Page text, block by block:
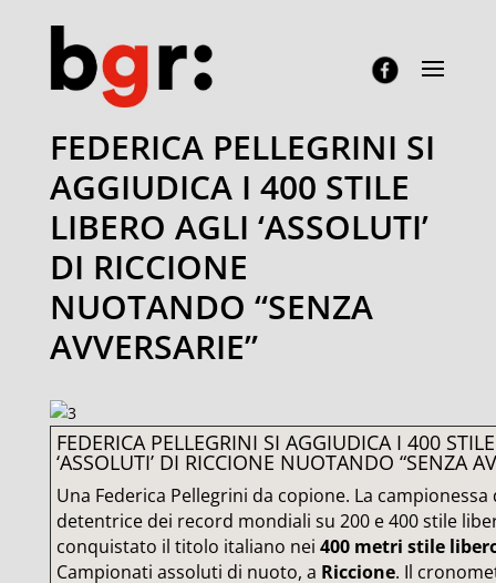
FEDERICA PELLEGRINI SI
AGGIUDICA I 400 STILE
LIBERO AGLI ‘ASSOLUTI’
DI RICCIONE
NUOTANDO “SENZA
AVVERSARIE”
FEDERICA PELLEGRINI SI AGGIUDICA I 400
‘ASSOLUTI’ DI RICCIONE NUOTANDO “SENZA
Una Federica Pellegrini da copione. La campionessa
detentrice dei record mondiali su 200 e 400 stile
conquistato il titolo italiano nei 400 metri stile
Campionati assoluti di nuoto, a Riccione. Il